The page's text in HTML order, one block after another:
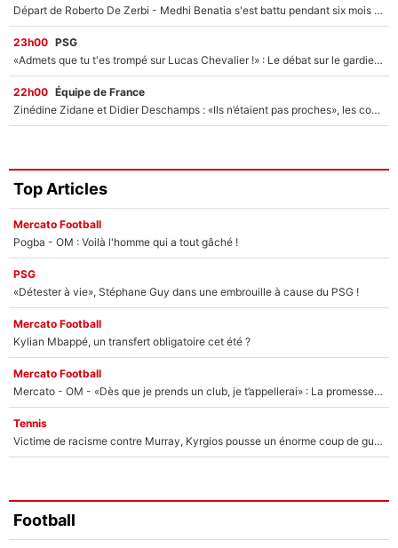
Départ de Roberto De Zerbi - Medhi Benatia s'est battu pendant six mois pour le retenir à l'OM, le PSG a été le naufrage de trop : «Je pars avec toi»
23h00 PSG
«Admets que tu t'es trompé sur Lucas Chevalier !» : Le débat sur le gardien du PSG vire au clash à l'After Foot
22h00 Équipe de France
Zinédine Zidane et Didier Deschamps : «Ils n’étaient pas proches», les confidences d’un membre de l’équipe de France 1998 sur leur relation spéciale
Top Articles
Mercato Football
Pogba - OM : Voilà l'homme qui a tout gâché !
PSG
«Détester à vie», Stéphane Guy dans une embrouille à cause du PSG !
Mercato Football
Kylian Mbappé, un transfert obligatoire cet été ?
Mercato Football
Mercato - OM - «Dès que je prends un club, je t’appellerai» : La promesse de Marcelino au moment de claquer la porte
Tennis
Victime de racisme contre Murray, Kyrgios pousse un énorme coup de gueule !
Football